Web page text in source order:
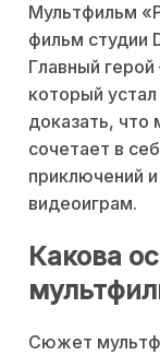
Мультфильм
фильм студии
Главный
который
доказать,
сочетает в
приключений
видеоиграм.
Какова
Сюжет